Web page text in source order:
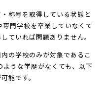
称号を取得している状態と
門学校を卒業していなくて
ていれば問題ありません。
の学校のみが対象であるこ
うな学歴がなくても、以下
能です。